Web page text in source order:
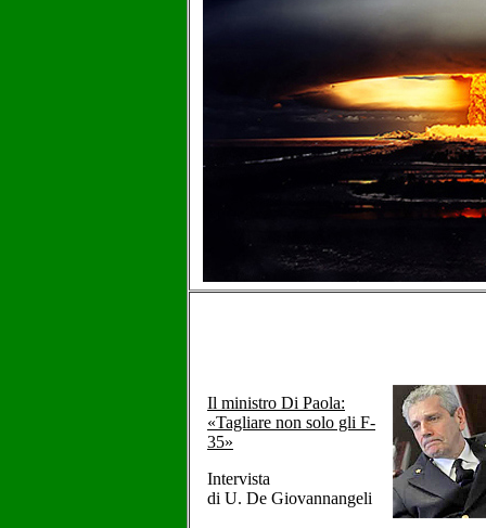
Il ministro Di Paola:
«Tagliare non solo gli F-
35»
Intervista
di U. De Giovannangeli